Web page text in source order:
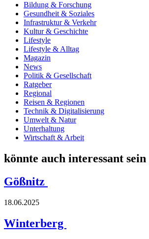
Bildung & Forschung
Gesundheit & Soziales
Infrastruktur & Verkehr
Kultur & Geschichte
Lifestyle
Lifestyle & Alltag
Magazin
News
Politik & Gesellschaft
Ratgeber
Regional
Reisen & Regionen
Technik & Digitalisierung
Umwelt & Natur
Unterhaltung
Wirtschaft & Arbeit
könnte auch interessant sein
Gößnitz
18.06.2025
Winterberg